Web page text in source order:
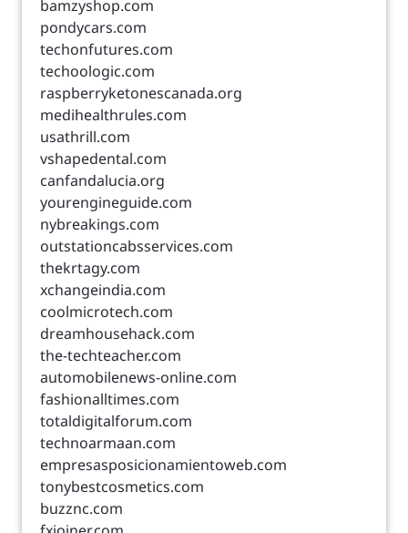
bamzyshop.com
pondycars.com
techonfutures.com
techoologic.com
raspberryketonescanada.org
medihealthrules.com
usathrill.com
vshapedental.com
canfandalucia.org
yourengineguide.com
nybreakings.com
outstationcabsservices.com
thekrtagy.com
xchangeindia.com
coolmicrotech.com
dreamhousehack.com
the-techteacher.com
automobilenews-online.com
fashionalltimes.com
totaldigitalforum.com
technoarmaan.com
empresasposicionamientoweb.com
tonybestcosmetics.com
buzznc.com